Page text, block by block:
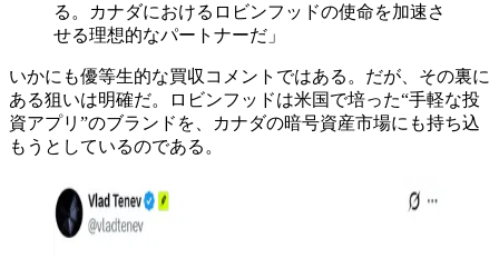
る。カナダにおけるロビンフッドの使命を加速さ
せる理想的なパートナーだ」
いかにも優等生的な買収コメントではある。だが、その裏に
ある狙いは明確だ。ロビンフッドは米国で培った“手軽な投
資アプリ”のブランドを、カナダの暗号資産市場にも持ち込
もうとしているのである。